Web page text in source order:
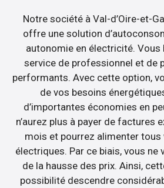
Notre société à Val-d’Oire-et-
offre une solution
autonomie en électricité. Vous
service de professionnel et de
performants. Avec cette option,
de vos besoins
d’importantes économies en
n’aurez plus à payer de factures
mois et pourrez alimenter tous
électriques. Par ce biais, vous ne
de la hausse des prix. Ainsi,
possibilité descendre